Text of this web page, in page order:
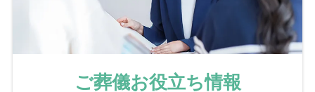
ご葬儀お役立ち情報